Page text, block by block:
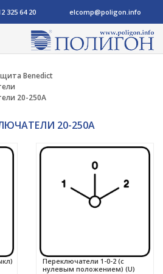
325 64 20 elcomp@poligon.info
Benedict
20-250А
20-250А
Переключатели 1-0-2 (с
нулевым положением) (U)